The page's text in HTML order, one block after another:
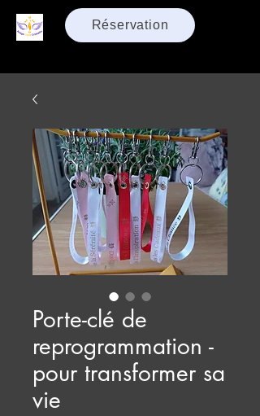
Réservation
Porte-clé de
reprogrammation -
pour transformer sa
vie